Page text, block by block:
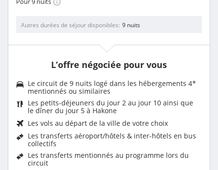
Autres durées de séjour disponibles 9 nuits
L’offre négociée pour vous
Le circuit de 9 nuits logé dans les hébergements 4*
mentionnés ou similaires
Les petits-déjeuners du jour 2 au jour 10 ainsi que
le dîner du jour 5 à Hakone
Les vols au départ de la ville de votre choix
Les transferts aéroport/hôtels & inter-hôtels en bus
collectifs
Les transferts mentionnés au programme lors du
circuit